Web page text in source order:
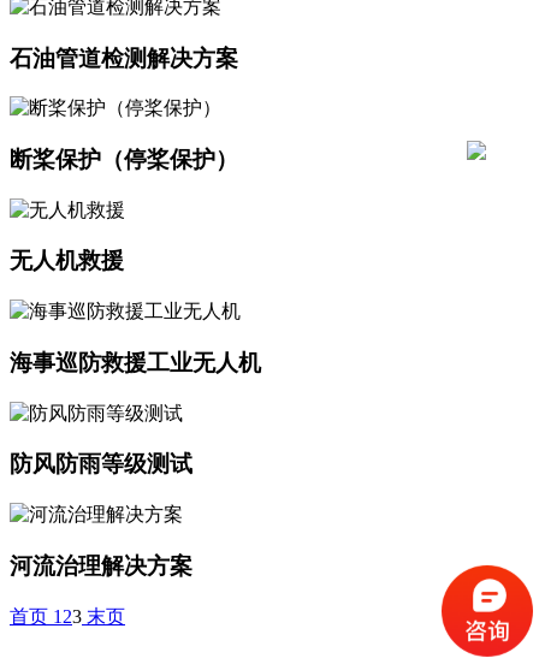
石油管道检测解决方案
断桨保护（停桨保护）
无人机救援
海事巡防救援工业无人机
防风防雨等级测试
河流治理解决方案
首页 1 23 末页